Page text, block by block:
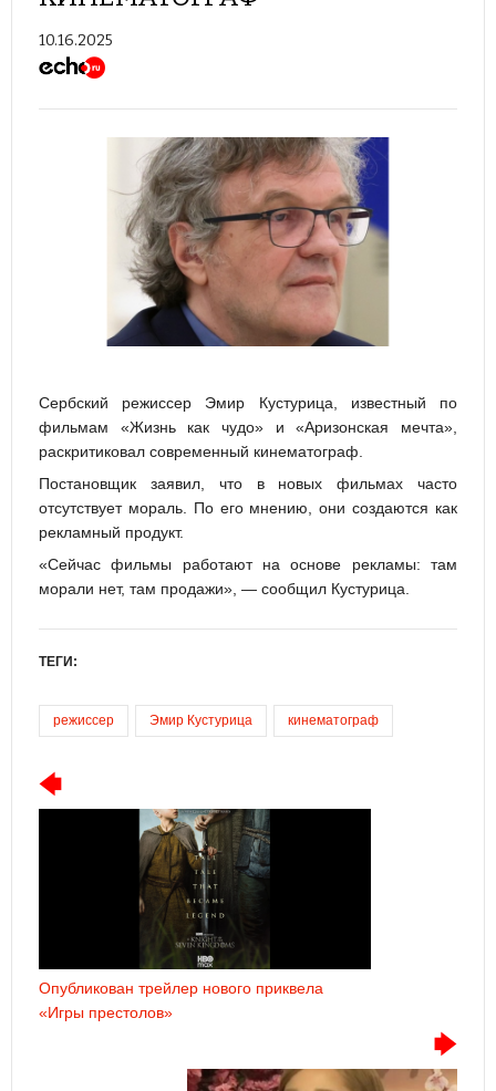
10.16.2025
Сербский режиссер Эмир Кустурица, известный по
фильмам «Жизнь как чудо» и «Аризонская мечта»,
раскритиковал современный кинематограф.
Постановщик заявил, что в новых фильмах часто
отсутствует мораль. По его мнению, они создаются как
рекламный продукт.
«Сейчас фильмы работают на основе рекламы: там
морали нет, там продажи», — сообщил Кустурица.
ТЕГИ:
режиссер Эмир Кустурица кинематограф
Опубликован трейлер нового приквела
«Игры престолов»